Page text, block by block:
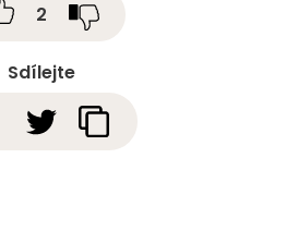
Sdílejte
2